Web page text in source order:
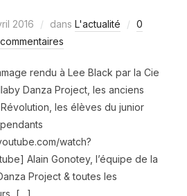
2016 dans L'actualité
0
commentaires
rendu à Lee Black par la Cie
Danza Project, les anciens
les élèves du junior
watch?
Alain Gonotey, l’équipe de la
Project & toutes les
[…]